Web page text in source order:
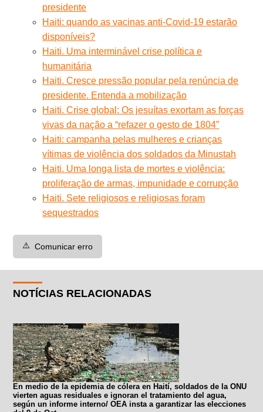
presidente
Haiti: quando as vacinas anti-Covid-19 estarão
disponíveis?
Haiti. Uma interminável crise política e
humanitária
Haiti. Cresce pressão popular pela renúncia de
presidente. Entenda a mobilização
Haiti. Crise global: Os jesuítas exortam as forças
vivas da nação a “refazer o gesto de 1804”
Haiti: campanha pelas mulheres e crianças
vítimas de violência dos soldados da Minustah
Haiti. Uma longa lista de mortes e violência:
proliferação de armas, impunidade e corrupção
Haiti. Sete religiosos e religiosas foram
sequestrados
⚠️ Comunicar erro
NOTÍCIAS RELACIONADAS
En medio de la epidemia de cólera en Haití, soldados de la ONU
vierten aguas residuales e ignoran el tratamiento del agua,
según un informe interno/ OEA insta a garantizar las elecciones